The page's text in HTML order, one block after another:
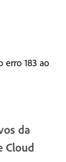
erro 183 ao
da
Cloud